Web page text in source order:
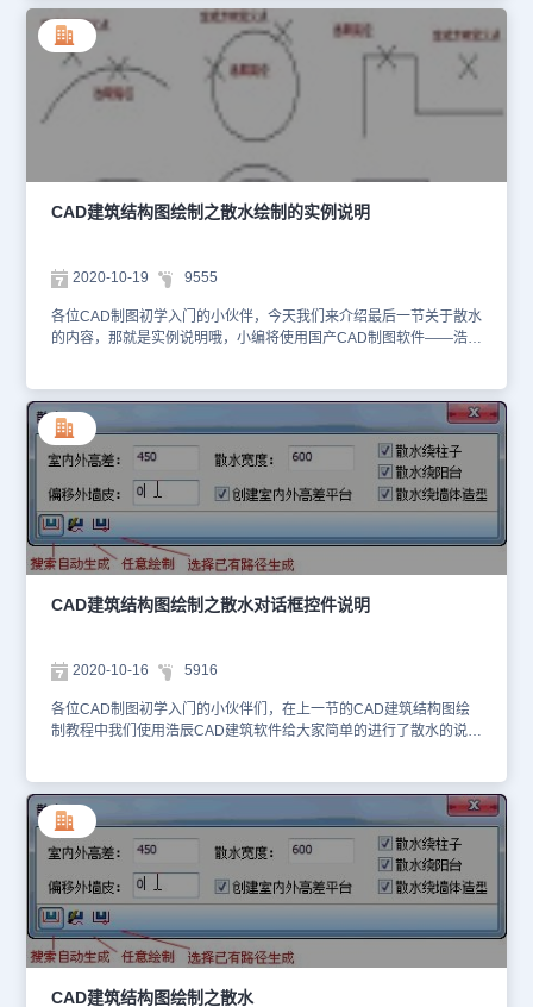
标高(E)]/<退出>：A 键入选项热键添加顶点，提示：点取新的顶点位
置： 在图上通过捕捉给出准确的新顶点位置，回车结束编辑。夹点
编辑：单击散水对象，激活夹点后如图所示，拖动夹点即可进行夹点
编辑，独立修改各段散水的宽度。特性编辑：单击 Ctrl+1 选择散水
对象，在特性栏中可以看到散水的顶点号与坐标的关系，通过单击顶
点栏的箭头可以识别当前顶点，改变坐标。 以上的CAD教程就是关
于散水编辑的内容了，之后我们将会给各位CAD制图初学入门小伙伴
CAD下载中心免费安装正版CAD制图软件哦！
CAD建筑结构图绘制之散水绘制的实例说明
2020-10-19 9555
各位CAD制图初学入门的小伙伴，今天我们来介绍最后一节关于散水
的内容，那就是实例说明哦，小编将使用国产CAD制图软件——浩辰
散水穿过这些构件。 下图为对话框中勾选“散水绕阳台”、“散水绕墙
体造型”复选框的实例，散水穿过这些构件。 下图为散水任意绘制生
成的实例 下图为散水按已有路径生成的实例 通过以上的实例CAD教
程，相信各位CAD制图初学入门的小伙伴对于散水已经基本掌握了，
想要学习CAD制图软件的小伙伴不要忘记了去浩辰CAD下载中心免
费安装正版CAD软件哦！
CAD建筑结构图绘制之散水对话框控件说明
2020-10-16 5916
各位CAD制图初学入门的小伙伴们，在上一节的CAD建筑结构图绘
制教程中我们使用浩辰CAD建筑软件给大家简单的进行了散水的说
450；[偏移外墙皮] 键入本工程外墙勒脚对外墙皮的偏移值；[散水宽
度] 键入新的散水宽度，默认为 600；[创建高差平台] 勾选复选框
后，在各房间中按零标高创建室内地面。[散水绕柱子/阳台/墙体造型]
勾选复选框后，散水绕过柱子、阳台、墙体造型创建，否则穿过这些
构件，请按设计实际要求勾选。[搜索自动生成] 搜索闭合外墙自动生
成散水对象，要求平面图事先执行【识别内外】命令，识别出外墙；
[任意绘制] 逐点给出散水路径基点，动态绘制散水对象，散水生成方
向由用户给出；[选择已有路径生成]选择已有的直线、多段线或圆作
为散水的路径生成散水对象，多段线不要求闭合；在显示对话框中设
置好参数，选择第一个图标进行“搜索自动生成”，命令行提示：请选
CAD建筑结构图绘制之散水